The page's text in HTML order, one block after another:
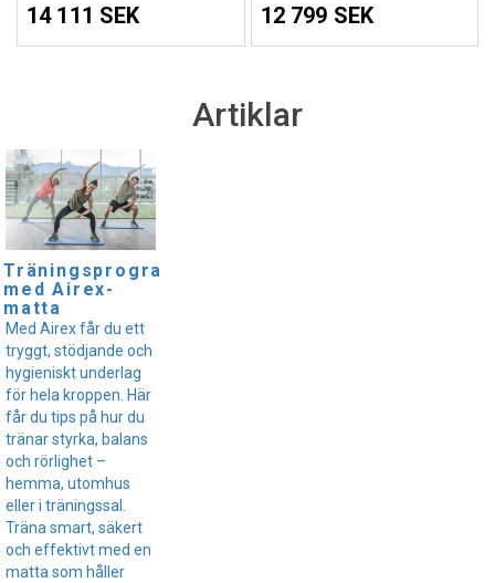
14 111 SEK 12 799 SEK
Artiklar
Träningsprogram
med Airex-
matta
Med Airex får du ett
tryggt, stödjande och
hygieniskt underlag
för hela kroppen. Här
får du tips på hur du
tränar styrka, balans
och rörlighet –
hemma, utomhus
eller i träningssal.
Träna smart, säkert
och effektivt med en
matta som håller